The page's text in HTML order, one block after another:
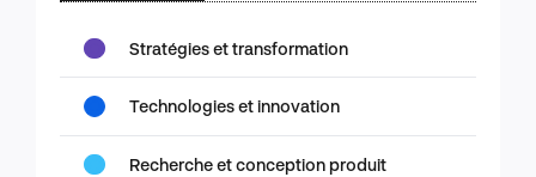
Stratégies et transformation
Technologies et innovation
Recherche et conception produit